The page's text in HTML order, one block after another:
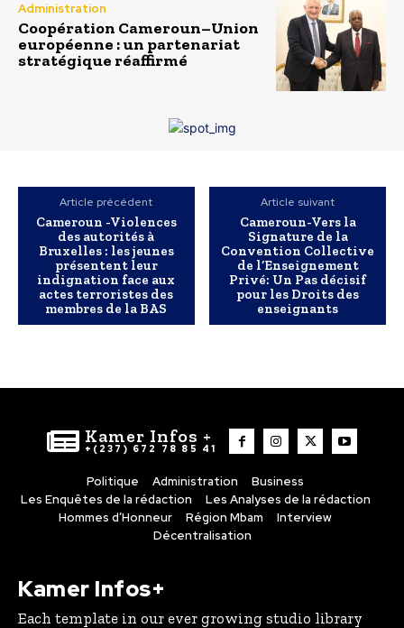
Administration
Coopération Cameroun–Union
européenne : un partenariat
stratégique réaffirmé
Article précédent
Cameroun -Violences
des autorités à
Bruxelles : les jeunes
présentent leur
indignation face aux
actes terroristes des
membres de la BAS
Article suivant
Cameroun-Vers la
Signature de la
Convention Collective
de l’Enseignement
Privé: Un Pas décisif
pour les Droits des
enseignants
Kamer Infos +
+(237) 672 78 85 41
Politique Administration
Business
Les Enquêtes de la rédaction
Les Analyses de la rédaction
Hommes d’Honneur
Région Mbam
Interview
Décentralisation
Kamer Infos+
Each template in our ever growing studio library